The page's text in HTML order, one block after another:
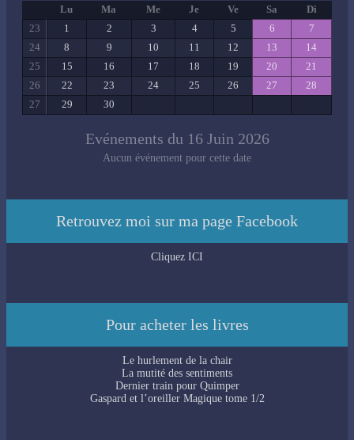
Lu Ma Me Je Ve Sa
Di
23
1 2 3 4 5 6
7
24
8 9 10 11 12 13
14
25
15 16 17 18 19 20
21
26
22 23 24 25 26 27
28
27
29 30
Evénements du 16 Juin 2026
Aucun événement pour cette date
Retrouvez moi sur ma page Facebook
Cliquez ICI
Pour acheter les livres
Le hurlement de la chair
La mutité des sentiments
Dernier train pour Quimper
Gaspard et l’oreiller Magique tome 1/2